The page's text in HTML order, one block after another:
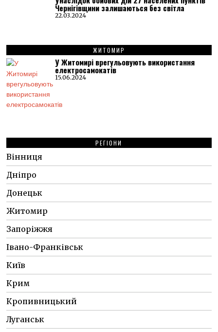
Чернігівщини залишаються без світла
22.03.2024
ЖИТОМИР
У Житомирі врегульовують використання
електросамокатів
15.06.2024
РЕГІОНИ
Вінниця
Дніпро
Донецьк
Житомир
Запоріжжя
Івано-Франківськ
Київ
Крим
Кропивницький
Луганськ